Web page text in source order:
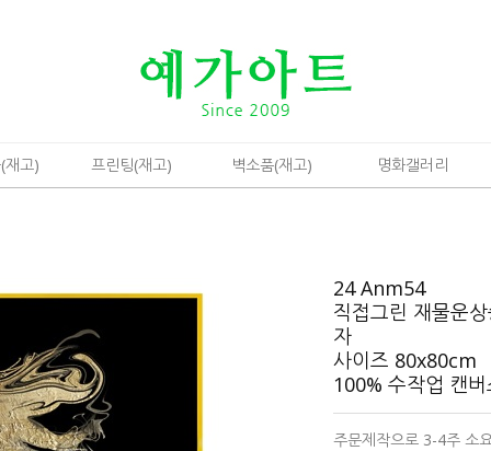
재고) 프린팅(재고) 벽소품(재고) 명화갤러리
24 Anm54
직접그린 재물운
자
사이즈 80x80cm
100% 수작업 캔
주문제작으로 3-4주 소